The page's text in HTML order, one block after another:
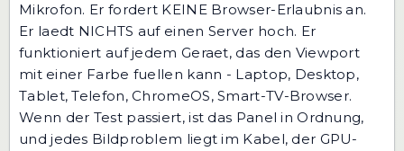
Mikrofon. Er fordert KEINE Browser-Erlaubnis an.
Er laedt NICHTS auf einen Server hoch. Er
funktioniert auf jedem Geraet, das den Viewport
mit einer Farbe fuellen kann - Laptop, Desktop,
Tablet, Telefon, ChromeOS, Smart-TV-Browser.
Wenn der Test passiert, ist das Panel in Ordnung,
und jedes Bildproblem liegt im Kabel, der GPU-